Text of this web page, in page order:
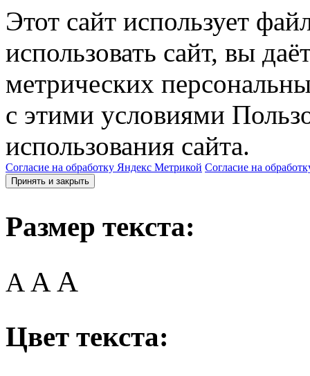
Этот сайт использует
использовать сайт, вы
метрических
с этими условиями
использования сайта.
Согласие на обработку Яндекс Метрикой Согласие на
Принять и закрыть
Размер текста:
A AA
Цвет текста: